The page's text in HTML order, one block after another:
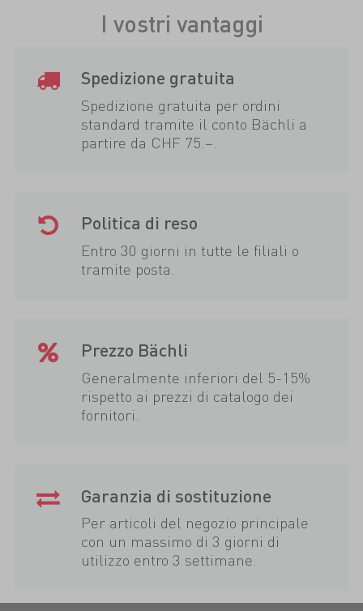
I vostri vantaggi
Spedizione gratuita
Spedizione gratuita per ordini
standard tramite il conto Bächli a
partire da CHF 75.–.
Politica di reso
Entro 30 giorni in tutte le filiali o
tramite posta.
Prezzo Bächli
Generalmente inferiori del 5-15%
rispetto ai prezzi di catalogo dei
fornitori.
Garanzia di sostituzione
Per articoli del negozio principale
con un massimo di 3 giorni di
utilizzo entro 3 settimane.